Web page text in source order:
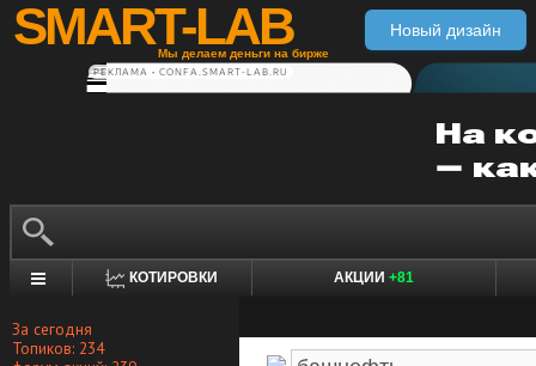
SMART-LAB
Мы делаем деньги на бирже
Новый дизайн
РЕКЛАМА • CONFA.SMART-LAB.RU
КОТИРОВКИ АКЦИИ +81
За сегодня
Топиков: 234